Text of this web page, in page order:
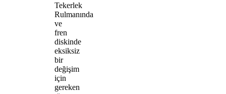
Tekerlek
Rulmanında
ve
fren
diskinde
eksiksiz
bir
değişim
için
gereken